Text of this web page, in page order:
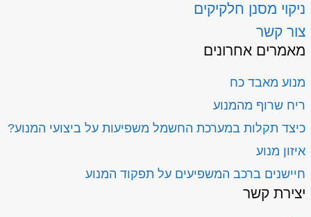
ניקוי מסנן חלקיקים
צור קשר
מאמרים אחרונים
מנוע מאבד כח
ריח שרוף מהמנוע
כיצד תקלות במערכת החשמל משפיעות על ביצועי המנוע?
איזון מנוע
חיישנים ברכב המשפיעים על תפקוד המנוע
יצירת קשר